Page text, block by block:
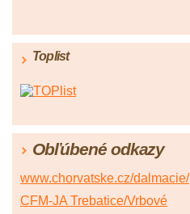
Toplist
Obľúbené odkazy
www.chorvatske.cz/dalmacie/
CFM-JA Trebatice/Vrbové